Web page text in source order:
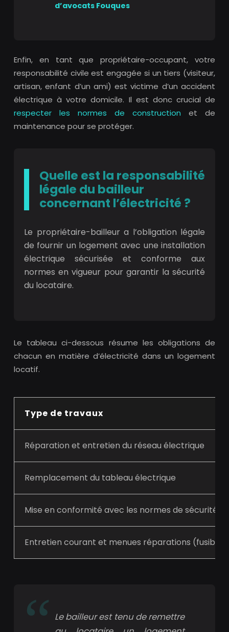
d’avocats Fouques
Enfin, en tant que propriétaire-occupant, votre
responsabilité civile est engagée si un tiers (visiteur,
artisan, enfant d’un ami) est victime d’un accident
électrique à votre domicile. Il est donc crucial de
respecter les normes de construction et de
maintenance pour se protéger.
Quelle est la responsabilité
légale du bailleur
concernant l’électricité ?
Le propriétaire-bailleur a l’obligation légale
de fournir un logement avec une installation
électrique sécurisée et conforme aux
normes en vigueur pour garantir la sécurité
du locataire.
Le tableau ci-dessous résume les obligations de
chacun en matière d’électricité dans un logement
locatif.
Type de travaux
Réparation et entretien du réseau électrique
Remplacement du tableau électrique
Mise en conformité avec les normes de sécurité
Entretien courant et menues réparations
Le bailleur est tenu de remettre